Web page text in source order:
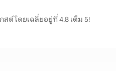
ต์ โดยเฉลี่ยอยู่ที่ 4.8 เต็ม 5!